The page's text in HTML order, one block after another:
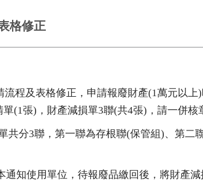
格修正
流程及表格修正，申請報廢財產(1萬元以上)
單(1張) ，財產減損單3聯(共4張) ，請一併核
共分3聯，第一聯為存根聯(保管組)、第二
通知使用單位，待報廢品繳回後，將財產